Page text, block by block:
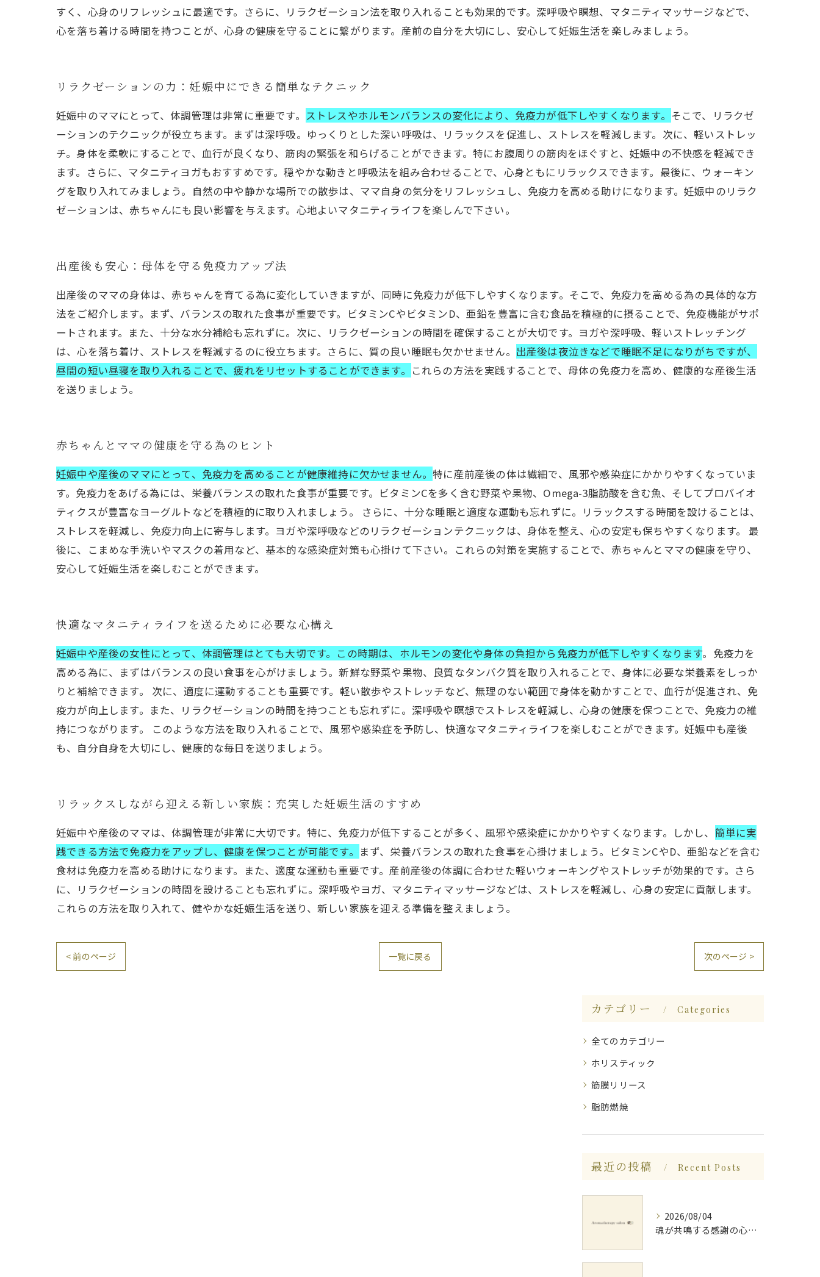
すく、心身のリフレッシュに最適です。さらに、リラクゼーション法を取り入れることも効果的です。深呼吸や瞑想、マタニティマッサージなどで、
心を落ち着ける時間を持つことが、心身の健康を守ることに繋がります。産前の自分を大切にし、安心して妊娠生活を楽しみましょう。
リラクゼーションの力：妊娠中にできる簡単なテクニック
妊娠中のママにとって、体調管理は非常に重要です。 ストレスやホルモンバランスの変化により、免疫力が低下しやすくなります。 そこで、リラクゼ
ーションのテクニックが役立ちます。まずは深呼吸。ゆっくりとした深い呼吸は、リラックスを促進し、ストレスを軽減します。次に、軽いストレッ
チ。身体を柔軟にすることで、血行が良くなり、筋肉の緊張を和らげることができます。特にお腹周りの筋肉をほぐすと、妊娠中の不快感を軽減でき
ます。さらに、マタニティヨガもおすすめです。穏やかな動きと呼吸法を組み合わせることで、心身ともにリラックスできます。最後に、ウォーキン
グを取り入れてみましょう。自然の中や静かな場所での散歩は、ママ自身の気分をリフレッシュし、免疫力を高める助けになります。妊娠中のリラク
ゼーションは、赤ちゃんにも良い影響を与えます。心地よいマタニティライフを楽しんで下さい。
出産後も安心：母体を守る免疫力アップ法
出産後のママの身体は、赤ちゃんを育てる為に変化していきますが、同時に免疫力が低下しやすくなります。そこで、免疫力を高める為の具体的な方
法をご紹介します。まず、バランスの取れた食事が重要です。ビタミンCやビタミンD、亜鉛を豊富に含む食品を積極的に摂ることで、免疫機能がサポ
ートされます。また、十分な水分補給も忘れずに。次に、リラクゼーションの時間を確保することが大切です。ヨガや深呼吸、軽いストレッチング
は、心を落ち着け、ストレスを軽減するのに役立ちます。さらに、質の良い睡眠も欠かせません。 出産後は夜泣きなどで睡眠不足になりがちですが、
昼間の短い昼寝を取り入れることで、疲れをリセットすることができます。 これらの方法を実践することで、母体の免疫力を高め、健康的な産後生活
を送りましょう。
赤ちゃんとママの健康を守る為のヒント
妊娠中や産後のママにとって、免疫力を高めることが健康維持に欠かせません。特に産前産後の体は繊細で、風邪や感染症にかかりやすくなっていま
す。免疫力をあげる為には、栄養バランスの取れた食事が重要です。ビタミンCを多く含む野菜や果物、Omega-3脂肪酸を含む魚、そしてプロバイオ
ティクスが豊富なヨーグルトなどを積極的に取り入れましょう。 さらに、十分な睡眠と適度な運動も忘れずに。リラックスする時間を設けることは、
ストレスを軽減し、免疫力向上に寄与します。ヨガや深呼吸などのリラクゼーションテクニックは、身体を整え、心の安定も保ちやすくなります。 最
後に、こまめな手洗いやマスクの着用など、基本的な感染症対策も心掛けて下さい。これらの対策を実施することで、赤ちゃんとママの健康を守り、
安心して妊娠生活を楽しむことができます。
快適なマタニティライフを送るために必要な心構え
妊娠中や産後の女性にとって、体調管理はとても大切です。この時期は、ホルモンの変化や身体の負担から免疫力が低下しやすくなります。免疫力を
高める為に、まずはバランスの良い食事を心がけましょう。新鮮な野菜や果物、良質なタンパク質を取り入れることで、身体に必要な栄養素をしっか
りと補給できます。 次に、適度に運動することも重要です。軽い散歩やストレッチなど、無理のない範囲で身体を動かすことで、血行が促進され、免
疫力が向上します。また、リラクゼーションの時間を持つことも忘れずに。深呼吸や瞑想でストレスを軽減し、心身の健康を保つことで、免疫力の維
持につながります。 このような方法を取り入れることで、風邪や感染症を予防し、快適なマタニティライフを楽しむことができます。妊娠中も産後
も、自分自身を大切にし、健康的な毎日を送りましょう。
リラックスしながら迎える新しい家族：充実した妊娠生活のすすめ
妊娠中や産後のママは、体調管理が非常に大切です。特に、免疫力が低下することが多く、風邪や感染症にかかりやすくなります。しかし、 簡単に実
践できる方法で免疫力をアップし、健康を保つことが可能です。 まず、栄養バランスの取れた食事を心掛けましょう。ビタミンCやD、亜鉛などを含む
食材は免疫力を高める助けになります。また、適度な運動も重要です。産前産後の体調に合わせた軽いウォーキングやストレッチが効果的です。さら
に、リラクゼーションの時間を設けることも忘れずに。深呼吸やヨガ、マタニティマッサージなどは、ストレスを軽減し、心身の安定に貢献します。
これらの方法を取り入れて、健やかな妊娠生活を送り、新しい家族を迎える準備を整えましょう。
< 前のページ 一覧に戻る 次のページ >
カテゴリー Categories
全てのカテゴリー
ホリスティック
筋膜リリース
脂肪燃焼
最近の投稿 Recent Posts
2026/08/04
魂が共鳴する感謝の心と天地創造